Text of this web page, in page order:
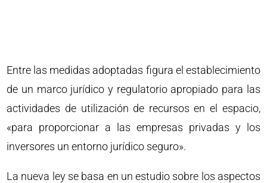
Entre las medidas adoptadas figura el establecimiento
de un marco jurídico y regulatorio apropiado para las
actividades de utilización de recursos en el espacio,
«para proporcionar a las empresas privadas y los
inversores un entorno jurídico seguro».
La nueva ley se basa en un estudio sobre los aspectos